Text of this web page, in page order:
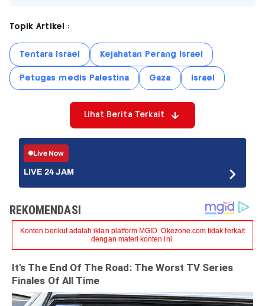
Topik Artikel :
Tentara Israel Kejahatan Perang Israel
Petugas medis Palestina Gaza Israel
Lihat Berita Terkait
Live Now
LIVE 24 JAM